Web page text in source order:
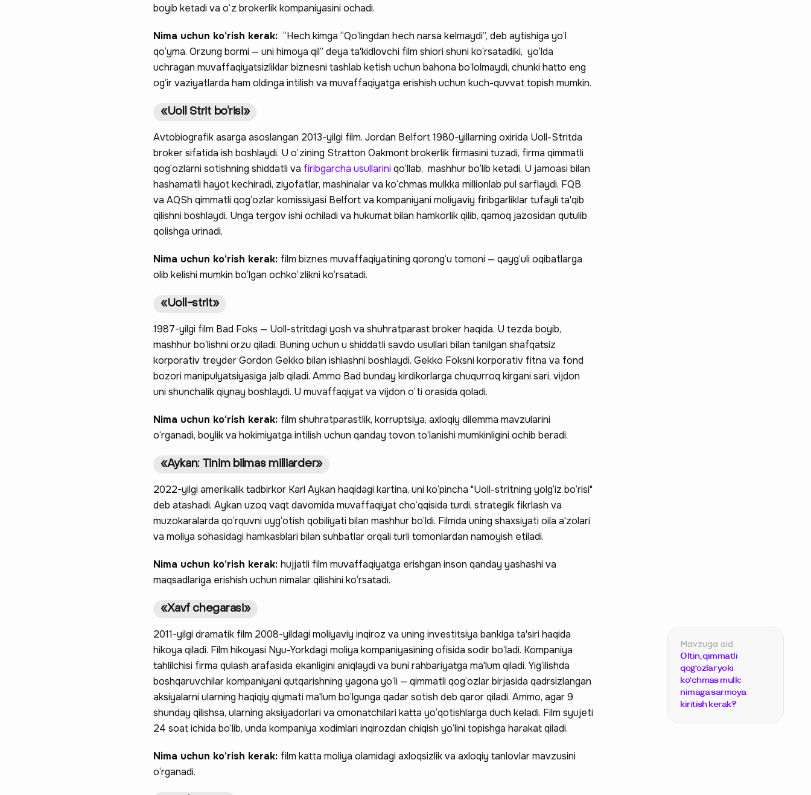
boyib ketadi va o‘z brokerlik kompaniyasini ochadi.
Nima uchun ko‘rish kerak: “Hech kimga “Qo‘lingdan hech narsa kelmaydi”, deb aytishiga yo‘l
qo‘yma. Orzung bormi — uni himoya qil” deya ta'kidlovchi film shiori shuni ko‘rsatadiki, yo‘lda
uchragan muvaffaqiyatsizliklar biznesni tashlab ketish uchun bahona bo‘lolmaydi, chunki hatto eng
og‘ir vaziyatlarda ham oldinga intilish va muvaffaqiyatga erishish uchun kuch-quvvat topish mumkin.
«Uoll Strit bo‘risi»
Avtobiografik asarga asoslangan 2013-yilgi film. Jordan Belfort 1980-yillarning oxirida Uoll-Stritda
broker sifatida ish boshlaydi. U o‘zining Stratton Oakmont brokerlik firmasini tuzadi, firma qimmatli
qog‘ozlarni sotishning shiddatli va firibgarcha usullariniqo‘llab, mashhur bo‘lib ketadi. U jamoasi bilan
hashamatli hayot kechiradi, ziyofatlar, mashinalar va ko‘chmas mulkka millionlab pul sarflaydi. FQB
va AQSh qimmatli qog‘ozlar komissiyasi Belfort va kompaniyani moliyaviy firibgarliklar tufayli ta'qib
qilishni boshlaydi. Unga tergov ishi ochiladi va hukumat bilan hamkorlik qilib, qamoq jazosidan qutulib
qolishga urinadi.
Nima uchun ko‘rish kerak: film biznes muvaffaqiyatining qorong‘u tomoni — qayg‘uli oqibatlarga
olib kelishi mumkin bo‘lgan ochko‘zlikni ko‘rsatadi.
«Uoll-strit»
1987-yilgi film Bad Foks — Uoll-stritdagi yosh va shuhratparast broker haqida. U tezda boyib,
mashhur bo‘lishni orzu qiladi. Buning uchun u shiddatli savdo usullari bilan tanilgan shafqatsiz
korporativ treyder Gordon Gekko bilan ishlashni boshlaydi. Gekko Foksni korporativ fitna va fond
bozori manipulyatsiyasiga jalb qiladi. Ammo Bad bunday kirdikorlarga chuqurroq kirgani sari, vijdon
uni shunchalik qiynay boshlaydi. U muvaffaqiyat va vijdon o‘ti orasida qoladi.
Nima uchun ko‘rish kerak: film shuhratparastlik, korruptsiya, axloqiy dilemma mavzularini
o‘rganadi, boylik va hokimiyatga intilish uchun qanday tovon to‘lanishi mumkinligini ochib beradi.
«Aykan: Tinim bilmas milliarder»
2022-yilgi amerikalik tadbirkor Karl Aykan haqidagi kartina, uni ko‘pincha "Uoll-stritning yolg‘iz bo‘risi"
deb atashadi. Aykan uzoq vaqt davomida muvaffaqiyat cho‘qqisida turdi, strategik fikrlash va
muzokaralarda qo‘rquvni uyg‘otish qobiliyati bilan mashhur bo‘ldi. Filmda uning shaxsiyati oila a'zolari
va moliya sohasidagi hamkasblari bilan suhbatlar orqali turli tomonlardan namoyish etiladi.
Nima uchun ko‘rish kerak: hujjatli film muvaffaqiyatga erishgan inson qanday yashashi va
maqsadlariga erishish uchun nimalar qilishini ko‘rsatadi.
«Xavf chegarasi»
Oltin, qimmatli
qog‘ozlar yoki
ko‘chmas mulk:
nimaga sarmoya
kiritish kerak?
2011-yilgi dramatik film 2008-yildagi moliyaviy inqiroz va uning investitsiya bankiga ta'siri haqida
hikoya qiladi. Film hikoyasi Nyu-Yorkdagi moliya kompaniyasining ofisida sodir bo‘ladi. Kompaniya
tahlilchisi firma qulash arafasida ekanligini aniqlaydi va buni rahbariyatga ma'lum qiladi. Yig‘ilishda
boshqaruvchilar kompaniyani qutqarishning yagona yo‘li — qimmatli qog‘ozlar birjasida qadrsizlangan
aksiyalarni ularning haqiqiy qiymati ma'lum bo‘lgunga qadar sotish deb qaror qiladi. Ammo, agar 9
shunday qilishsa, ularning aksiyadorlari va omonatchilari katta yo‘qotishlarga duch keladi. Film syujeti
24 soat ichida bo‘lib, unda kompaniya xodimlari inqirozdan chiqish yo‘lini topishga harakat qiladi.
Nima uchun ko‘rish kerak: film katta moliya olamidagi axloqsizlik va axloqiy tanlovlar mavzusini
o‘rganadi.
Ravnaqimizga hissa qo'shing —
so‘rovnomada qatnashing ❤️
boshlash